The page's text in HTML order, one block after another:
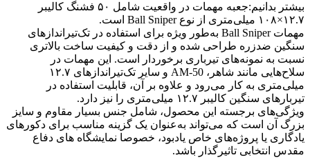
بیشتر بدانیم:جعبه مهمات در واقعیت شامل ۵۰ فشنگ کالیبر
۱۲.۷×۱۰۸ میلی‌متری از نوع Ball Sniper است.
مهمات Ball Sniper به‌طور ویژه برای استفاده در تک‌تیراندازهای
سنگین ضدزره طراحی شده و از دقت و کیفیت ساخت بالاتری
نسبت به نمونه‌های تیرباری برخوردار است. این مهمات در
سلاح‌هایی مانند شاهر، AM-50 و سایر تک‌تیراندازهای ۱۲.۷
میلی‌متری به کار می‌رود و علاوه بر آن، قابلیت استفاده در
تیربارهای سنگین کالیبر ۱۲.۷ میلی‌متری را نیز دارد.
ویژگی‌های برجسته این محصول، شامل جنس بسیار مقاوم و سایز
بزرگ آن است که می‌تواند به‌عنوان یک گزینه مناسب برای دکورهای
یادگاری یا پروژه‌های خاص یادبود، خصوصا نمایشگاه های دفاع
مقدس انتخابی تاثیرگذار باشد.